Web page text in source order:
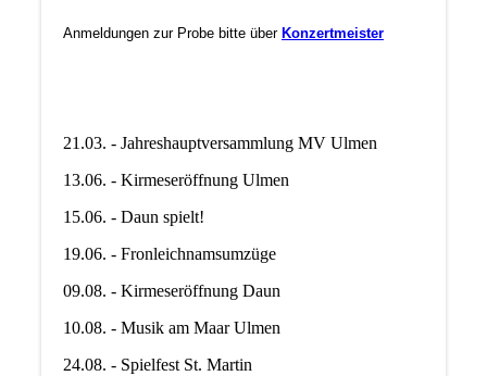
Anmeldungen zur Probe bitte über Konzertmeister
21.03. - Jahreshauptversammlung MV Ulmen
13.06. - Kirmeseröffnung Ulmen
15.06. - Daun spielt!
19.06. - Fronleichnamsumzüge
09.08. - Kirmeseröffnung Daun
10.08. - Musik am Maar Ulmen
24.08. - Spielfest St. Martin